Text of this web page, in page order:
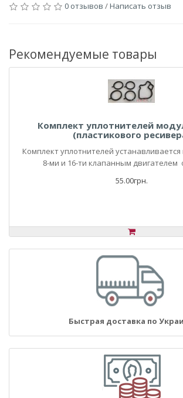
0 отзывов /Написать отзыв
Рекомендуемые товары
Комплект уплотнителей
(пластикового
Комплект уплотнителей
8-ми и 16-ти клапанным
55.00грн.
Быстрая доставка по